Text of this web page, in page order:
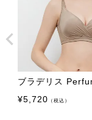
ブラデリス
¥5,720 （税込）